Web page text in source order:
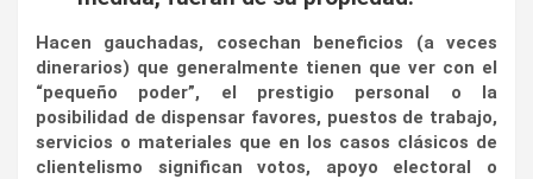
Hacen gauchadas, cosechan beneficios (a veces
dinerarios) que generalmente tienen que ver con el
“pequeño poder”, el prestigio personal o la
posibilidad de dispensar favores, puestos de trabajo,
servicios o materiales que en los casos clásicos de
clientelismo significan votos, apoyo electoral o